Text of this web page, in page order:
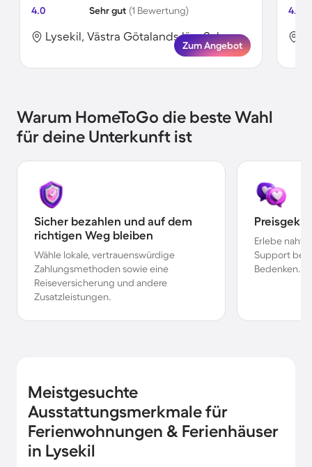
4.0
Sehr gut (1 Bewertung)
Lysekil, Västra Götalands län, Schweden
Zum Angebot
4.8
Warum HomeToGo die beste Wahl
für deine Unterkunft ist
Sicher bezahlen und auf dem
richtigen Weg bleiben
Wähle lokale, vertrauenswürdige
Zahlungsmethoden sowie eine
Reiseversicherung und andere
Zusatzleistungen.
Erlebe
Support bei
Bedenken.
Meistgesuchte
Ausstattungsmerkmale für
Ferienwohnungen & Ferienhäuser
in Lysekil